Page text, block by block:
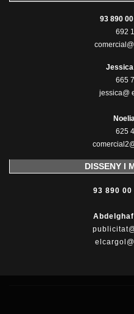
93 890
692
Jessica
665
jessica@
625
DISSENY I
93 890 00
publicitat
elcargol